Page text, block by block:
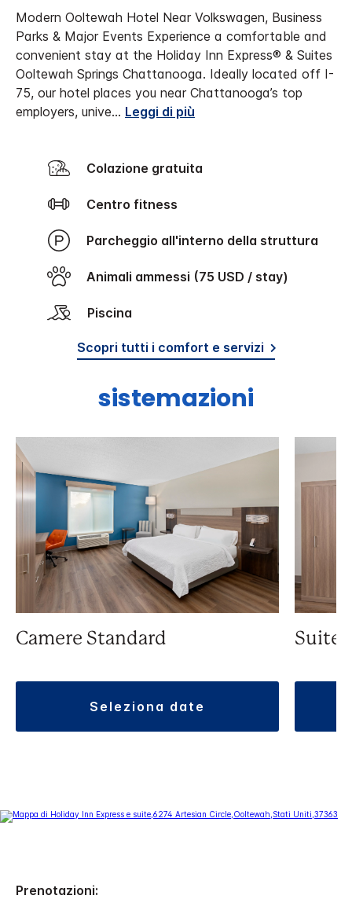
Modern Ooltewah Hotel Near Volkswagen, Business
Parks & Major Events Experience a comfortable and
convenient stay at the Holiday Inn Express® & Suites
Ooltewah Springs Chattanooga. Ideally located off I-
75, our hotel places you near Chattanooga’s top
employers, unive... Leggi di più
Colazione gratuita
Centro fitness
Parcheggio all'interno della struttura
Animali ammessi (75 USD / stay)
Piscina
Scopri tutti i comfort e servizi
sistemazioni
Camere Standard
seleziona date
Suite
Prenotazioni: